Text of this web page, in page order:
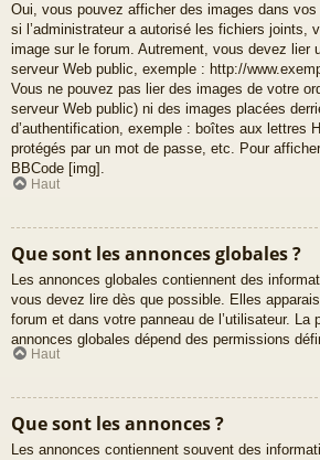
Oui, vous pouvez afficher des images dans
si l’administrateur a autorisé les fichiers joints,
image sur le forum. Autrement, vous devez lier
serveur Web public, exemple : http://
Vous ne pouvez pas lier des images de votre
serveur Web public) ni des images placées
d’authentification, exemple : boîtes aux lettres
protégés par un mot de passe, etc. Pour
BBCode [img].
Haut
Que sont les annonces globales ?
Les annonces globales contiennent des
vous devez lire dès que possible. Elles
forum et dans votre panneau de l’utilisateur. La
annonces globales dépend des permissions
Haut
Que sont les annonces ?
Les annonces contiennent souvent des